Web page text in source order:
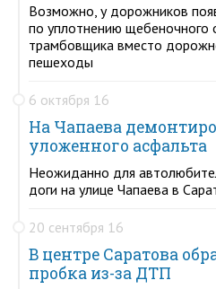
Возможно, у дорожников
по уплотнению щебеночного
трамбовщика вместо
пешеходы
6 октября 16
На Чапаева
уложенного асфальта
Неожиданно для
доги на улице Чапаева в
20 сентября 16
В центре Саратова
пробка из-за ДТП